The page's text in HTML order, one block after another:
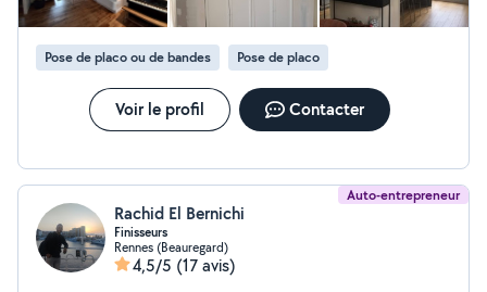
Pose de placo ou de bandes Pose de placo
Voir le profil Contacter
Auto-entrepreneur
Rachid El Bernichi
Finisseurs
Rennes (Beauregard)
4,5/5 (17 avis)